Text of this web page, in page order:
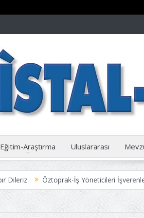
Eğitim-Araştırma Uluslararası
Öztoprak-İş Yöneticileri İşverenle İşbirliği